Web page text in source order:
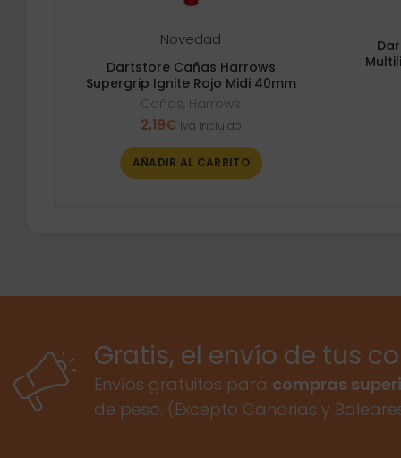
Novedad
Dartstore Cañas Harrows
Supergrip Ignite Rojo Midi 40mm
Cañas, Harrows
2,19€ Iva incluido
AÑADIR AL CARRITO
Gratis, el envío de tus
Envíos gratuitos para compras
de peso. (Excepto Canarias y